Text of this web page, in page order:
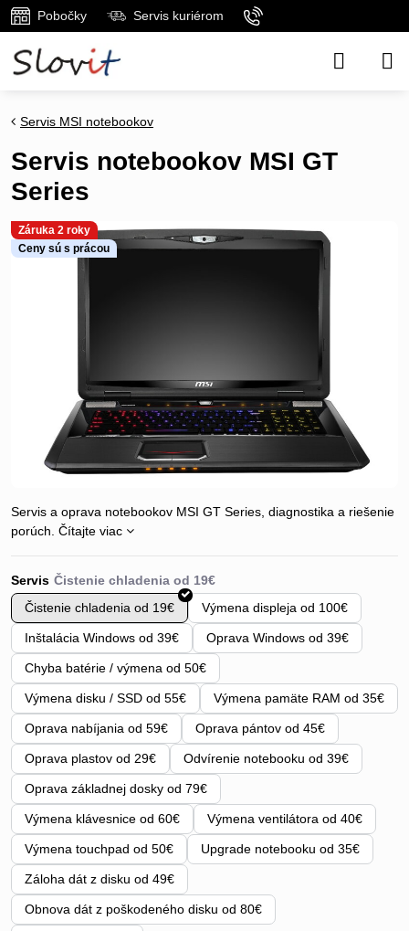
Pobočky Servis kuriérom
Záruka 2 roky
Ceny sú s prácou
Servis MSI notebookov
Servis notebookov MSI GT
Series
Servis a oprava notebookov MSI GT Series, diagnostika a riešenie
porúch. Čítajte viac
Servis
Čistenie chladenia od 19€
Výmena displeja od 100€
Inštalácia Windows od 39€ Oprava Windows od 39€
Chyba batérie / výmena od 50€
Výmena disku / SSD od 55€ Výmena pamäte RAM od 35€
Oprava nabíjania od 59€ Oprava pántov od 45€
Oprava plastov od 29€ Odvírenie notebooku od 39€
Oprava základnej dosky od 79€
Výmena klávesnice od 60€ Výmena ventilátora od 40€
Výmena touchpad od 50€ Upgrade notebooku od 35€
Záloha dát z disku od 49€
Obnova dát z poškodeného disku od 80€